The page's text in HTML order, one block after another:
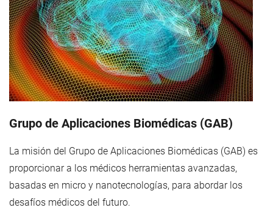
Grupo de Aplicaciones Biomédicas (GAB)
La misión del Grupo de Aplicaciones Biomédicas (GAB) es
proporcionar a los médicos herramientas avanzadas,
basadas en micro y nanotecnologías, para abordar los
desafíos médicos del futuro.